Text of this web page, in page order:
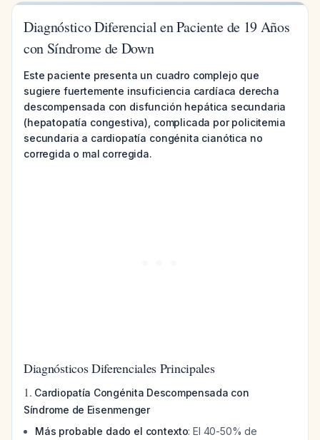
Diagnóstico Diferencial en Paciente de 19 Años
con Síndrome de Down
Este paciente presenta un cuadro complejo que
sugiere fuertemente insuficiencia cardíaca derecha
descompensada con disfunción hepática secundaria
(hepatopatía congestiva), complicada por policitemia
secundaria a cardiopatía congénita cianótica no
corregida o mal corregida.
Diagnósticos Diferenciales Principales
1. Cardiopatía Congénita Descompensada con
Síndrome de Eisenmenger
Más probable dado el contexto: El 40-50% de